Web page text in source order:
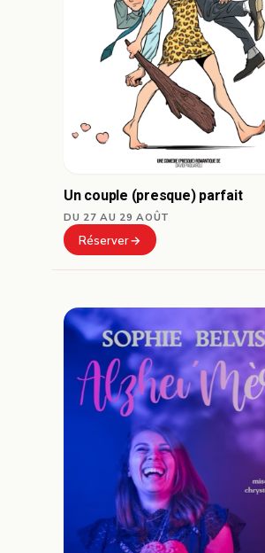
Un couple (presque) parfait
DU 27 AU 29 AOÛT
Réserver